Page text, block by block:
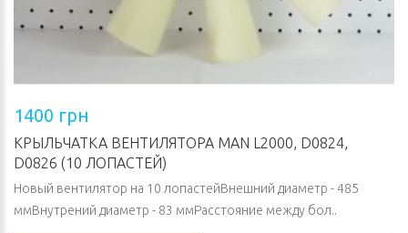
1400 грн
КРЫЛЬЧАТКА ВЕНТИЛЯТОРА MAN L2000, D0824,
D0826 (10 ЛОПАСТЕЙ)
Новый вентилятор на 10 лопастейВнешний диаметр - 485
ммВнутрений диаметр - 83 ммРасстояние между бол..